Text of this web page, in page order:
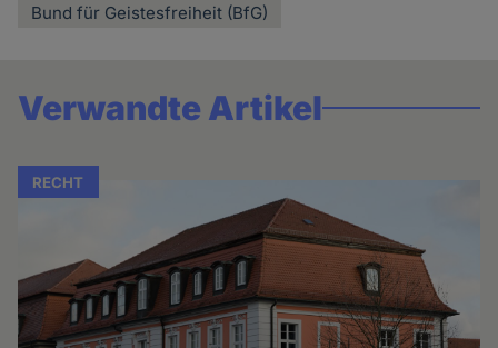
Bund für Geistesfreiheit (BfG)
Verwandte Artikel
RECHT